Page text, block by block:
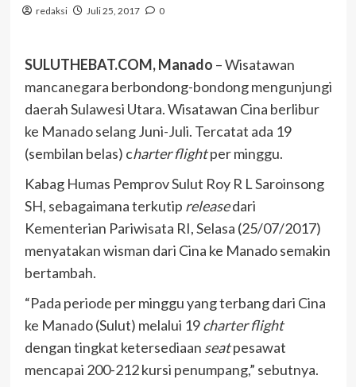
redaksi Juli 25, 2017 0
SULUTHEBAT.COM, Manado – Wisatawan
mancanegara berbondong-bondong mengunjungi
daerah Sulawesi Utara. Wisatawan Cina berlibur
ke Manado selang Juni-Juli. Tercatat ada 19
(sembilan belas) charter flightper minggu.
Kabag Humas Pemprov Sulut Roy R L Saroinsong
SH, sebagaimana terkutip releasedari
Kementerian Pariwisata RI, Selasa (25/07/2017)
menyatakan wisman dari Cina ke Manado semakin
bertambah.
“Pada periode per minggu yang terbang dari Cina
ke Manado (Sulut) melalui 19charter flight
dengan tingkat ketersediaan seatpesawat
mencapai 200-212 kursi penumpang,” sebutnya.